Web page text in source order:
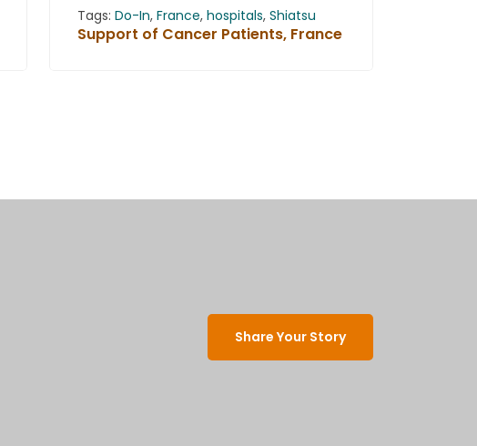
Tags: Do-In, France, hospitals, Shiatsu
Support of Cancer Patients, France
Share Your Story